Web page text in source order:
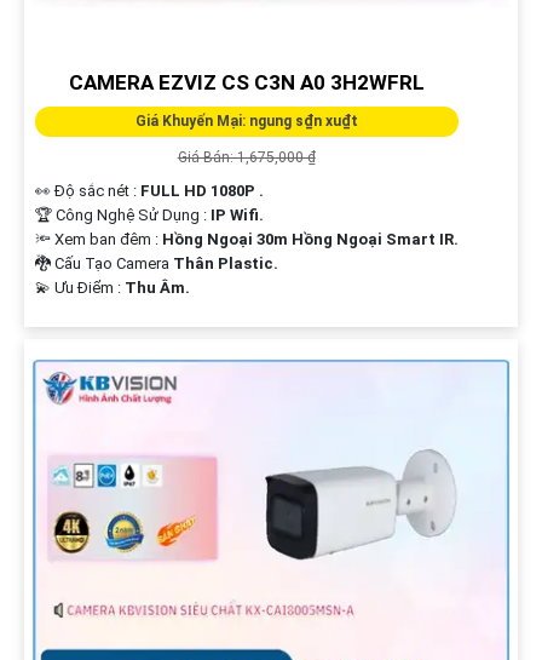
CAMERA EZVIZ CS C3N A0 3H2WFRL
Giá Khuyến Mại: ngung s₫n xu₫t
Giá Bán: 1,675,000 ₫
️
👀 Độ sắc nét : FULL HD 1080P .
🏆 Công Nghệ Sử Dụng : IP Wifi.
🔦 Xem ban đêm : Hồng Ngoại 30m Hồng Ngoại Smart IR.
🐉️ Cấu Tạo Camera Thân Plastic.
️💫 Ưu Điểm : Thu Âm.